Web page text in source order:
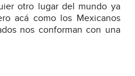
otro lugar del mundo ya
acá como los Mexicanos
nos conforman con una